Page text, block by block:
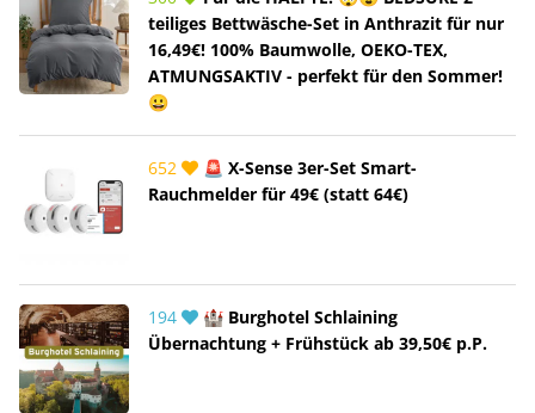
teiliges Bettwäsche-Set in Anthrazit für nur
16,49€! 100% Baumwolle, OEKO-TEX,
ATMUNGSAKTIV - perfekt für den Sommer!
😀
652
🚨 X-Sense 3er-Set Smart-
Rauchmelder für 49€ (statt 64€)
194
🏰 Burghotel Schlaining
Übernachtung + Frühstück ab 39,50€ p.P.